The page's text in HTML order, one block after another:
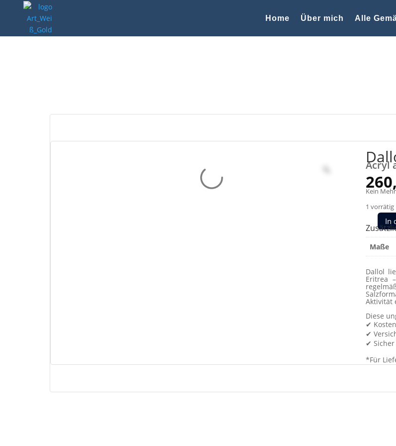
Home Über mich Alle
Acryl
Kein
1 vorrätig
Dallol
-
Original
Menge
In
Maße
Dallol
Eritrea
Aktivität
Diese
✔
✔
✔
*Für